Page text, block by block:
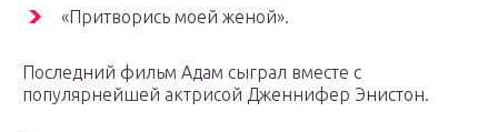
«Притворись моей женой».
Последний фильм Адам сыграл вместе с
популярнейшей актрисой Дженнифер Энистон.